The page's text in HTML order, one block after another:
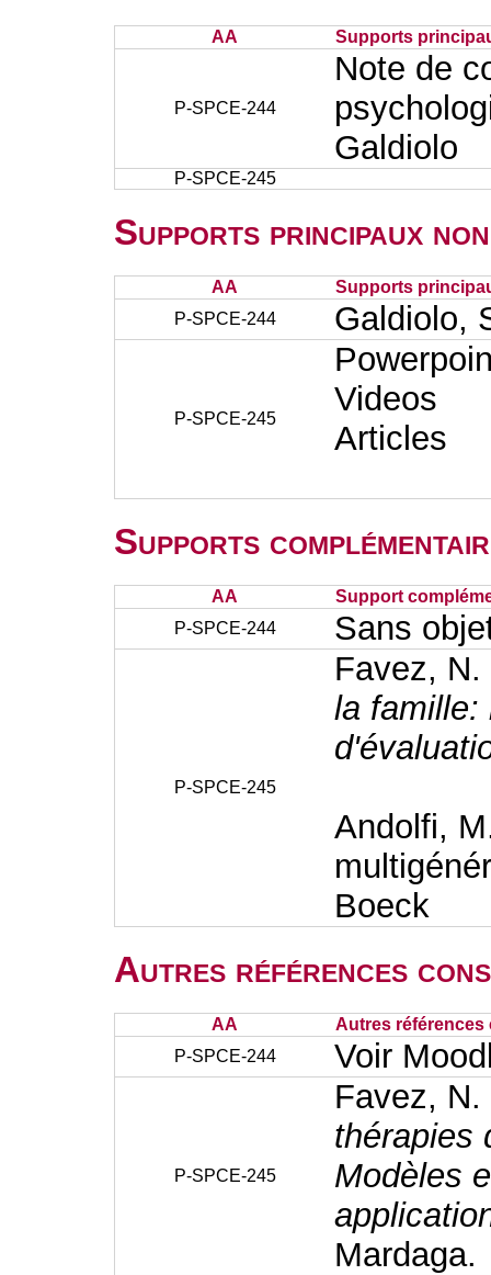
AA Supports
P-SPCE-244
Note de
Galdiolo
P-SPCE-245
Supports principaux
AA
Supports
P-SPCE-244
Galdiolo,
P-SPCE-245
Videos
Articles
Supports
AA
Support
P-SPCE-244
Sans
P-SPCE-245
Favez,
la famille:
Andolfi,
Boeck
Autres références
AA
Autres références
P-SPCE-244
Voir
P-SPCE-245
Favez,
thérapies
Modèles
Mardaga.